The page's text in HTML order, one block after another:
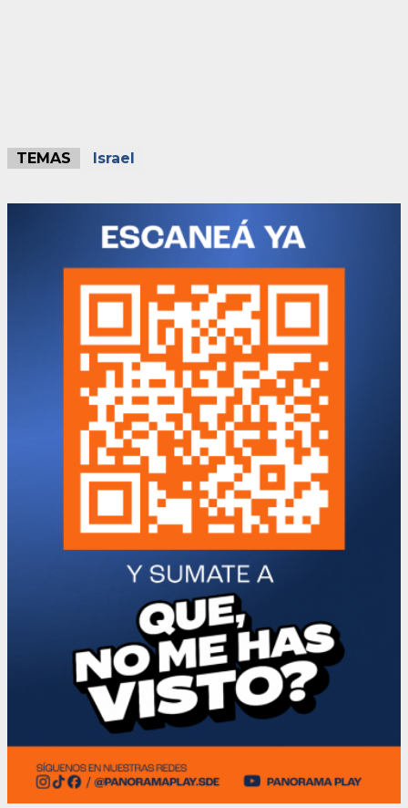
TEMAS Israel